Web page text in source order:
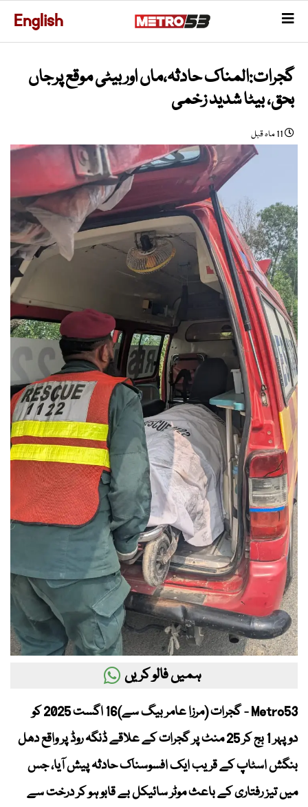
English
گجرات:المناک حادثہ،ماں اور بیٹی موقع پرجاں
بحق، بیٹا شدید زخمی
11 ماہ قبل
ہمیں فالو کریں
Metro53 - گجرات (مرزا عامر بیگ سے)16 اگست 2025 کو
دوپہر 1 بج کر 25 منٹ پر گجرات کے علاقے ڈنگہ روڈ پر واقع دھل
بنگش اسٹاپ کے قریب ایک افسوسناک حادثہ پیش آیا، جس
میں تیز رفتاری کے باعث موٹر سائیکل بے قابو ہو کر درخت سے